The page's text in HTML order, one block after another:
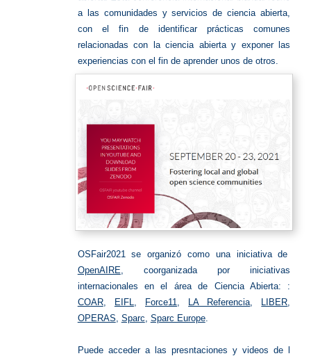
a las comunidades y servicios de ciencia abierta,
con el fin de identificar prácticas comunes
relacionadas con la ciencia abierta y exponer las
experiencias con el fin de aprender unos de otros.
OSFair2021 se organizó como una iniciativa de
OpenAIRE , coorganizada por iniciativas
internacionales en el área de Ciencia Abierta: :
COAR, EIFL Force11 LA Referencia LIBER
OPERAS Sparc Sparc Europe.
Puede acceder a las presntaciones y videos de l